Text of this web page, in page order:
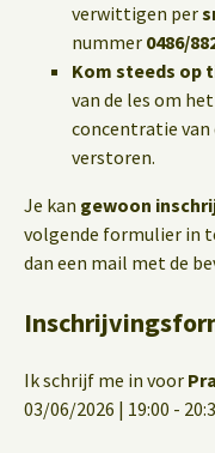
verwittigen per
nummer 0486/
Kom steeds op
van de les om
concentratie van
verstoren.
Je kan gewoon
volgende formulier in
dan een mail met de
Ik schrijf me in voor
03/06/2026 | 19:00 -